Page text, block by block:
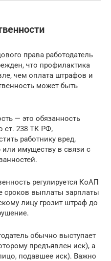
права работодатель
что профилактика
чем оплата штрафов и
может быть
— это обязанность
ст. 238 ТК РФ,
работнику вред,
имуществу в связи с
регулируется КоАП
сроков выплаты зарплаты
лицу грозит штраф до
обычно выступает
предъявлен иск), а
подавшее иск). Важно